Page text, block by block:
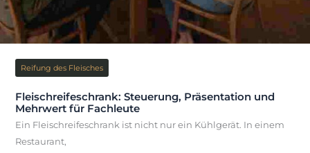
Reifung des Fleisches
Fleischreifeschrank: Steuerung, Präsentation und
Mehrwert für Fachleute
Ein Fleischreifeschrank ist nicht nur ein Kühlgerät. In einem
Restaurant,